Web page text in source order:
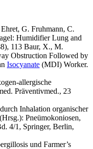
G. Fruhmann, C.
Humidifier Lung and
113 Baur, X., M.
Obstruction Followed by
Isocyanate (MDI) Worker.
allergische
Präventivmed., 23
Inhalation organischer
Pneümokoniosen,
4/1, Springer, Berlin,
und Farmer’s